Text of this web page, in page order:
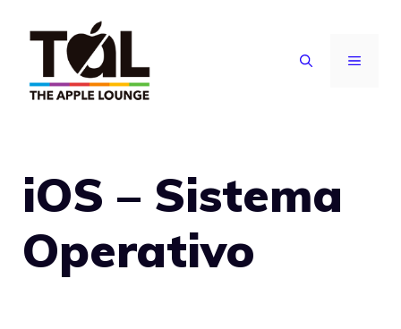
contenuto
MENU
iOS – Sistema
Operativo